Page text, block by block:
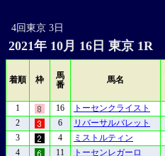
4回東京 3日
2021年 10月 16日 東京 1R
着順 枠
馬
番
馬名
1 16 トーセンクライスト
2
6 リバーサルバレット
3
4 ミストルティン
4
11 トーセンレガーロ